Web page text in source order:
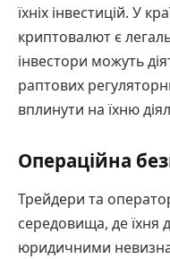
їхніх інвестицій. У
криптовалют є
інвестори можуть
раптових
вплинути на їхню
Операційна
Трейдери та
середовища, де їхня
юридичними